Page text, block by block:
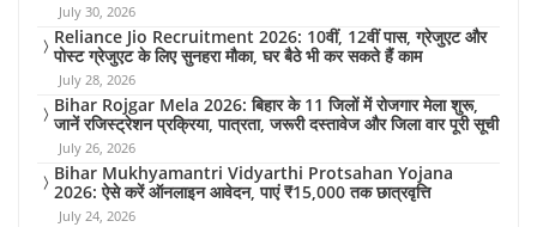
July 30, 2026
Reliance Jio Recruitment 2026: 10वीं, 12वीं पास, ग्रेजुएट और
पोस्ट ग्रेजुएट के लिए सुनहरा मौका, घर बैठे भी कर सकते हैं काम
July 28, 2026
Bihar Rojgar Mela 2026: बिहार के 11 जिलों में रोजगार मेला शुरू,
जानें रजिस्ट्रेशन प्रक्रिया, पात्रता, जरूरी दस्तावेज और जिला वार पूरी सूची
July 26, 2026
Bihar Mukhyamantri Vidyarthi Protsahan Yojana
2026: ऐसे करें ऑनलाइन आवेदन, पाएं ₹15,000 तक छात्रवृत्ति
July 24, 2026